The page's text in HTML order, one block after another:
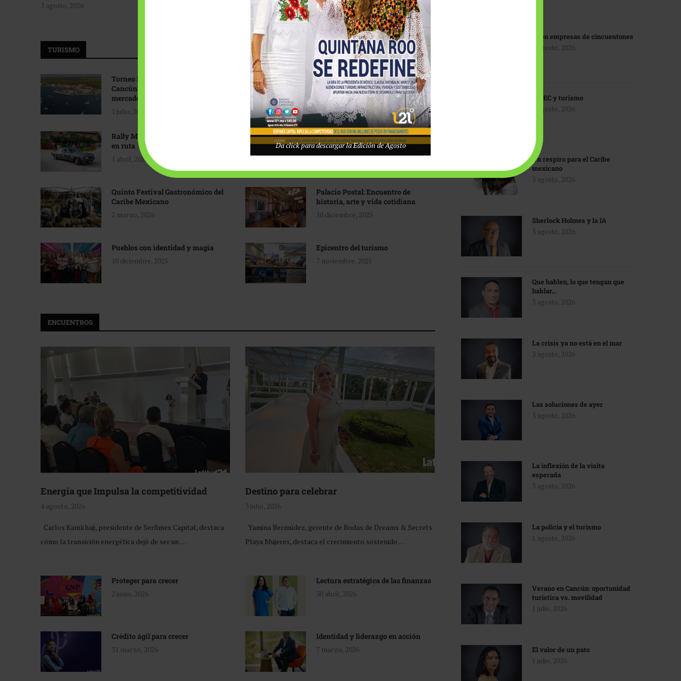
3 agosto, 2026
Tecnológico de Monterrey
3 agosto, 2026
TURISMO
Torneo Internacional de Pesca
Cancún: Navegando hacia nuevos
mercados
1 julio, 2026
Promoción turística con visión
1 abril, 2026
Rally Maya: Herencia automotriz
en ruta
1 abril, 2026
Industria global en
reconfiguración
31 marzo, 2026
Quinto Festival Gastronómico del
Caribe Mexicano
2 marzo, 2026
Palacio Postal: Encuentro de
historia, arte y vida cotidiana
10 diciembre, 2025
Pueblos con identidad y magia
10 diciembre, 2025
Epicentro del turismo
7 noviembre, 2025
ENCUENTROS
Energía que Impulsa la competitividad
4 agosto, 2026
Carlos Kamkhaji, presidente de Serfimex Capital, destaca
cómo la transición energética dejó de ser un …
Destino para celebrar
3 julio, 2026
Yamina Bermúdez, gerente de Bodas de Dreams & Secrets
Playa Mujeres, destaca el crecimiento sostenido …
Proteger para crecer
2 junio, 2026
Lectura estratégica de las finanzas
30 abril, 2026
Crédito ágil para crecer
31 marzo, 2026
Identidad y liderazgo en acción
7 marzo, 2026
IA en empresas de cincuentones
3 agosto, 2026
TMEC y turismo
3 agosto, 2026
Un respiro para el Caribe
mexicano
3 agosto, 2026
Sherlock Holmes y la IA
3 agosto, 2026
Que hablen, lo que tengan que
hablar…
3 agosto, 2026
La crisis ya no está en el mar
3 agosto, 2026
Las soluciones de ayer
3 agosto, 2026
La inflexión de la visita
esperada
3 agosto, 2026
La policía y el turismo
1 agosto, 2026
Verano en Cancún: oportunidad
turística vs. movilidad
1 julio, 2026
El valor de un pato
1 julio, 2026
Da click para descargar la Edición de Agosto